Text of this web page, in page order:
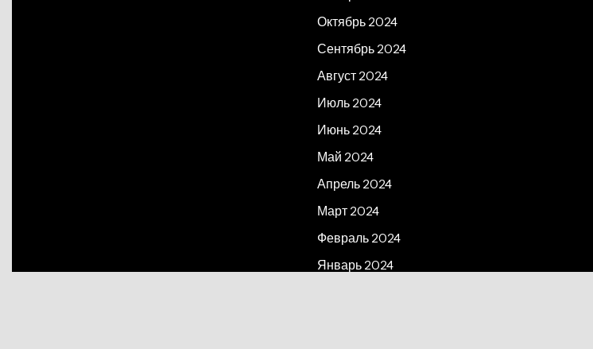
Октябрь 2024
Сентябрь 2024
Август 2024
Июль 2024
Июнь 2024
Май 2024
Апрель 2024
Март 2024
Февраль 2024
Январь 2024